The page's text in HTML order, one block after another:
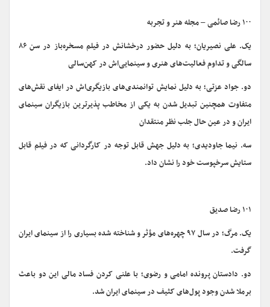
۱۰۰ رضا صائمی – مجله هنر و تجربه
یک. علی نصیریان؛ به دلیل حضور درخشانش در فیلم مسخره‌باز در سن ۸۶
سالگی و تداوم فعالیت‌های هنری و سینمایی‌اش در کهن‌سالی
دو. جواد عزتی؛ به دلیل نمایش توانمندی‌های بازیگری‌اش در ایفای نقش‌های
متفاوت همچنین تبدیل شدن به یکی از مخاطب پذیرترین بازیگران سینمای
ایران و در عین حال جلب نظر منتقدان
سه. نیما جاودیدی؛ به دلیل جهش قابل توجه در کارگردانی که در فیلم قابل
ستایش سرخپوست خود را نشان داد.
۱۰۱ رضا صدیق
یک. مرگ؛ در سال ۹۷ چهره‌های مؤثر و شناخته شده بسیاری را از سینمای ایران
گرفت.
دو. دادستان پرونده امامی و رضوی؛ با علنی کردن فساد مالی این دو باعث
برملا شدن وجود پول‌های کثیف در سینمای ایران شد.